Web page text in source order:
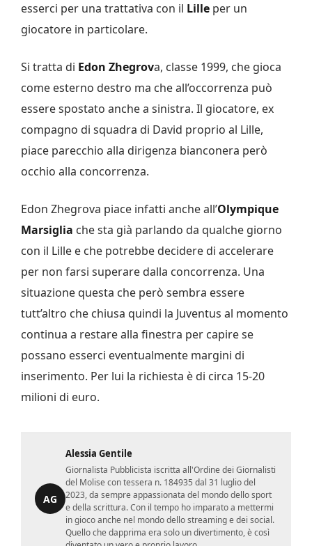
esserci per una trattativa con il Lille per un
giocatore in particolare.
Si tratta di Edon Zhegrova, classe 1999, che gioca
come esterno destro ma che all’occorrenza può
essere spostato anche a sinistra. Il giocatore, ex
compagno di squadra di David proprio al Lille,
piace parecchio alla dirigenza bianconera però
occhio alla concorrenza.
Edon Zhegrova piace infatti anche all’Olympique
Marsiglia che sta già parlando da qualche giorno
con il Lille e che potrebbe decidere di accelerare
per non farsi superare dalla concorrenza. Una
situazione questa che però sembra essere
tutt’altro che chiusa quindi la Juventus al momento
continua a restare alla finestra per capire se
possano esserci eventualmente margini di
inserimento. Per lui la richiesta è di circa 15-20
milioni di euro.
AG
Alessia Gentile
Giornalista Pubblicista iscritta all'Ordine dei Giornalisti
del Molise con tessera n. 184935 dal 31 luglio del
2023, da sempre appassionata del mondo dello sport
e della scrittura. Con il tempo ho imparato a mettermi
in gioco anche nel mondo dello streaming e dei social.
Quello che dapprima era solo un divertimento, è così